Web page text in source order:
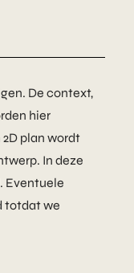
De context,
hier
plan wordt
In deze
Eventuele
totdat we